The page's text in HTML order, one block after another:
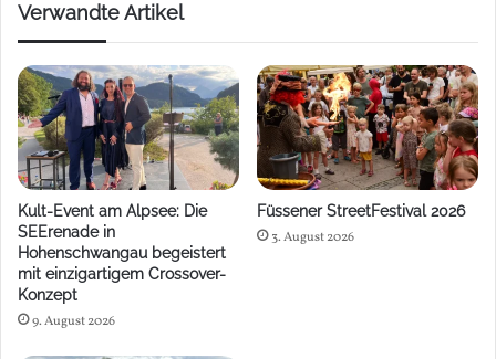
Verwandte Artikel
Kult-Event am Alpsee: Die
SEErenade in
Hohenschwangau begeistert
mit einzigartigem Crossover-
Konzept
9. August 2026
Füssener StreetFestival 2026
3. August 2026